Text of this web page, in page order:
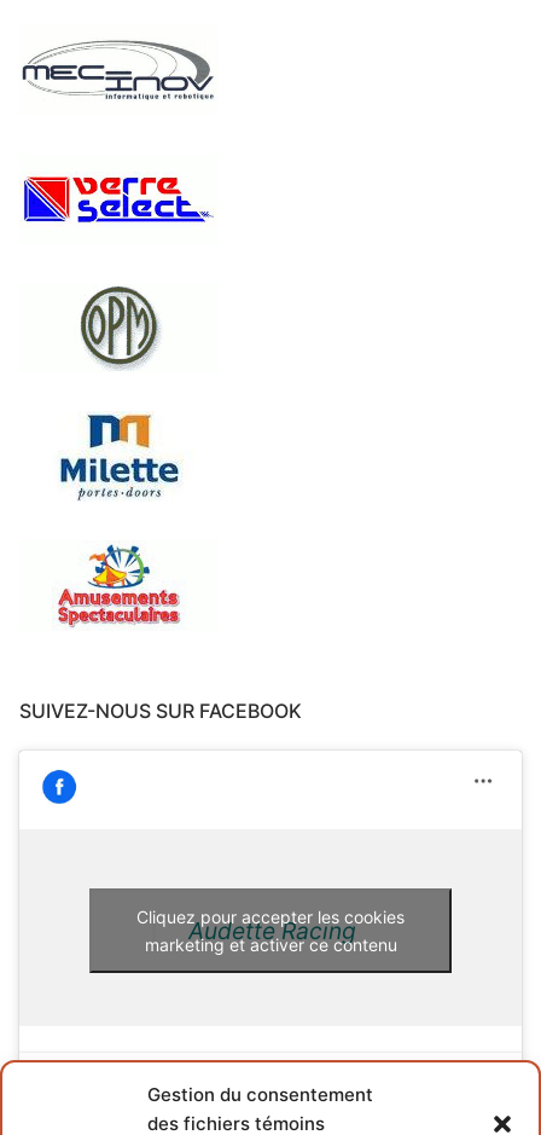
Gestion du consentement
des fichiers témoins
SUIVEZ-NOUS SUR FACEBOOK
Audette Racing
Cliquez pour accepter les cookies
marketing et activer ce contenu